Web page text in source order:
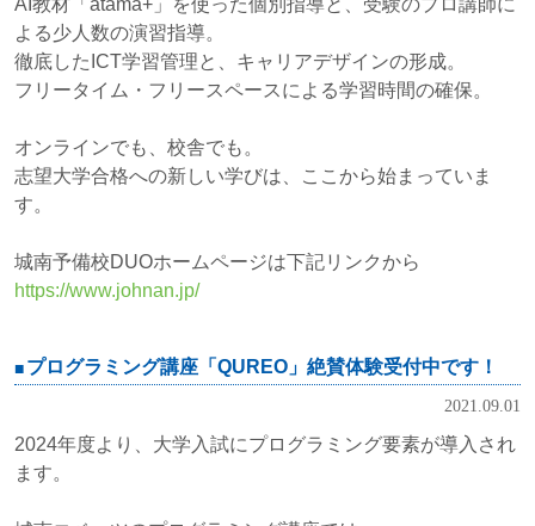
AI教材「atama+」を使った個別指導と、受験のプロ講師に
よる少人数の演習指導。
徹底したICT学習管理と、キャリアデザインの形成。
フリータイム・フリースペースによる学習時間の確保。
オンラインでも、校舎でも。
志望大学合格への新しい学びは、ここから始まっていま
す。
城南予備校DUOホームページは下記リンクから
https://www.johnan.jp/
プログラミング講座「QUREO」絶賛体験受付中です！
2021.09.01
2024年度より、⼤学⼊試にプログラミング要素が導⼊され
ます。